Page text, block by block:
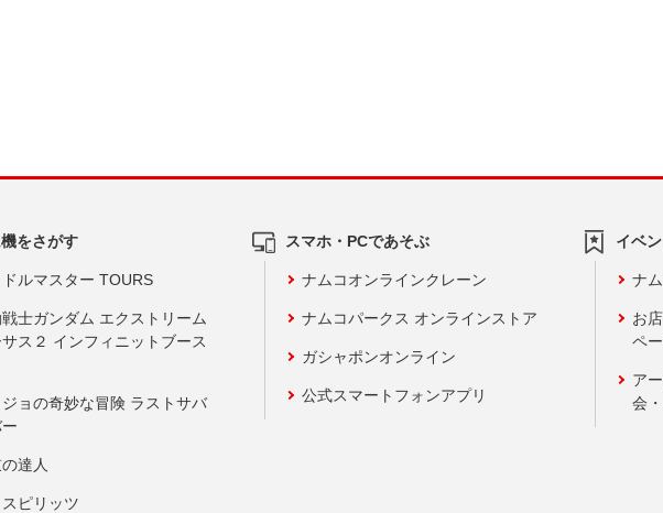
をさがす
ルマスター TOURS
士ガンダム エクストリーム
ス２ インフィニットブース
ョの奇妙な冒険 ラストサバ
達人
ピリッツ
スマホ・PCであそぶ
ナムコオンラインクレーン
ナムコパークス オンラインストア
ガシャポンオンライン
公式スマートフォンアプリ
イベ
ナ
お
ペ
ア
会